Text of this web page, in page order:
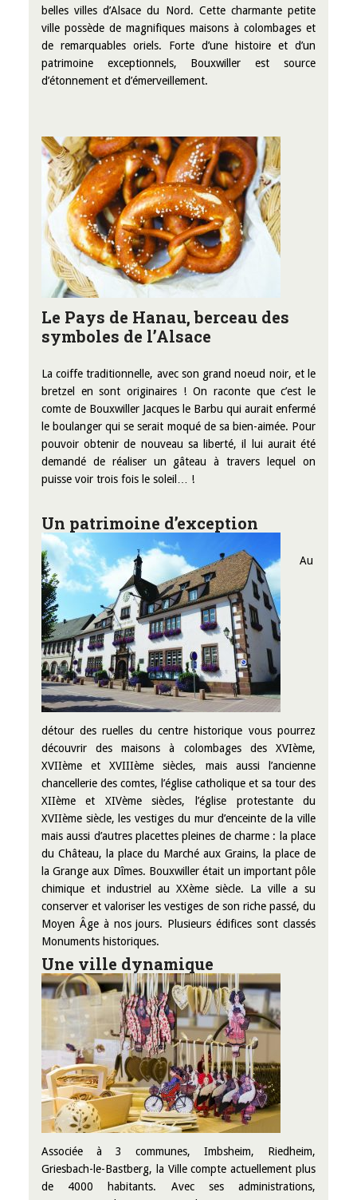
belles villes d’Alsace du Nord. Cette charmante petite
ville possède de magnifiques maisons à colombages et
de remarquables oriels. Forte d’une histoire et d’un
patrimoine exceptionnels, Bouxwiller est source
d’étonnement et d’émerveillement.
Le Pays de Hanau, berceau des
symboles de l’Alsace
La coiffe traditionnelle, avec son grand noeud noir, et le
bretzel en sont originaires ! On raconte que c’est le
comte de Bouxwiller Jacques le Barbu qui aurait enfermé
le boulanger qui se serait moqué de sa bien-aimée. Pour
pouvoir obtenir de nouveau sa liberté, il lui aurait été
demandé de réaliser un gâteau à travers lequel on
puisse voir trois fois le soleil… !
Un patrimoine d’exception
Au
détour des ruelles du centre historique vous pourrez
découvrir des maisons à colombages des XVIème,
XVIIème et XVIIIème siècles, mais aussi l’ancienne
chancellerie des comtes, l’église catholique et sa tour des
XIIème et XIVème siècles, l’église protestante du
XVIIème siècle, les vestiges du mur d’enceinte de la ville
mais aussi d’autres placettes pleines de charme : la place
du Château, la place du Marché aux Grains, la place de
la Grange aux Dîmes. Bouxwiller était un important pôle
chimique et industriel au XXème siècle. La ville a su
conserver et valoriser les vestiges de son riche passé, du
Moyen Âge à nos jours. Plusieurs édifices sont classés
Monuments historiques.
Une ville dynamique
Associée à 3 communes, Imbsheim, Riedheim,
Griesbach-le-Bastberg, la Ville compte actuellement plus
de 4000 habitants. Avec ses administrations,